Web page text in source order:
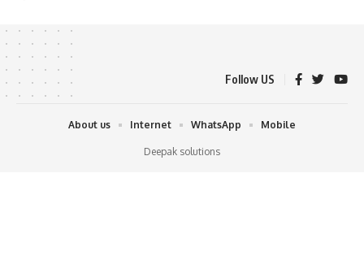
Follow US
Deepak solutions
About us Internet WhatsApp Mobile